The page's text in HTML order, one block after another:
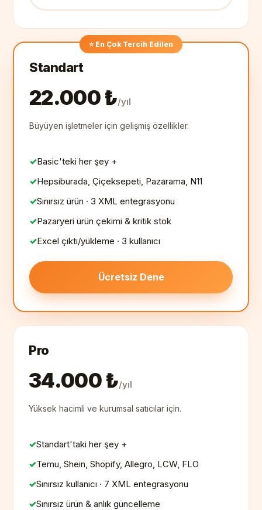
⭐ En Çok Tercih Edilen
Standart
22.000 ₺/yıl
Büyüyen işletmeler için gelişmiş özellikler.
Basic'teki her şey +
Hepsiburada, Çiçeksepeti, Pazarama, N11
Sınırsız ürün · 3 XML entegrasyonu
Pazaryeri ürün çekimi & kritik stok
Excel çıktı/yükleme · 3 kullanıcı
Ücretsiz Dene
Pro
34.000 ₺/yıl
Yüksek hacimli ve kurumsal satıcılar için.
Standart'taki her şey +
Temu, Shein, Shopify, Allegro, LCW, FLO
Sınırsız kullanıcı · 7 XML entegrasyonu
Sınırsız ürün & anlık güncelleme